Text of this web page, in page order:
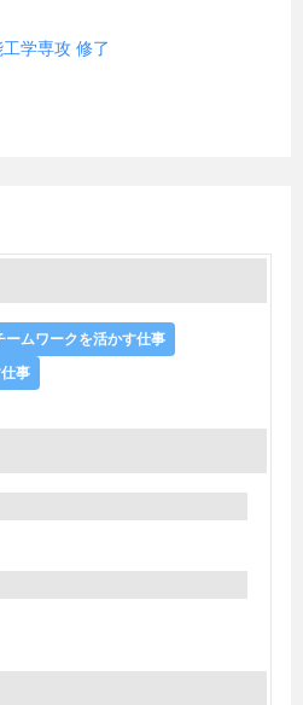
学専攻 修了
ームワークを活かす仕事
事